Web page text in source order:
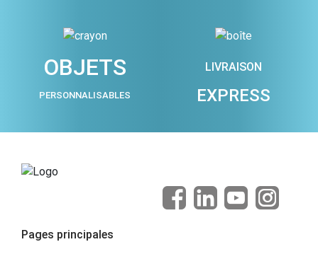
OBJETS
PERSONNALISABLES
LIVRAISON
EXPRESS
Pages principales